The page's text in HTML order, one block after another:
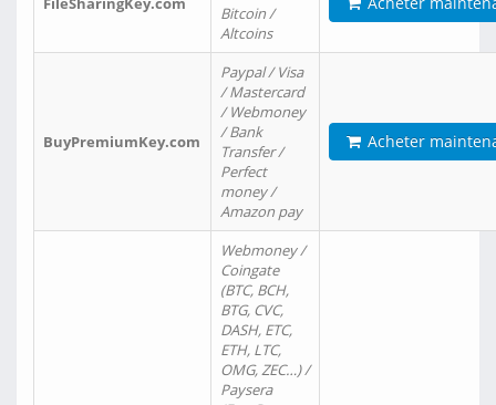
Bitcoin /
Altcoins
BuyPremiumKey.com
Paypal / Visa
/ Mastercard
/ Webmoney
/ Bank
Transfer /
Perfect
money /
Amazon pay
Acheter
Webmoney /
Coingate
(BTC, BCH,
BTG, CVC,
DASH, ETC,
ETH, LTC,
OMG, ZEC…) /
Paysera